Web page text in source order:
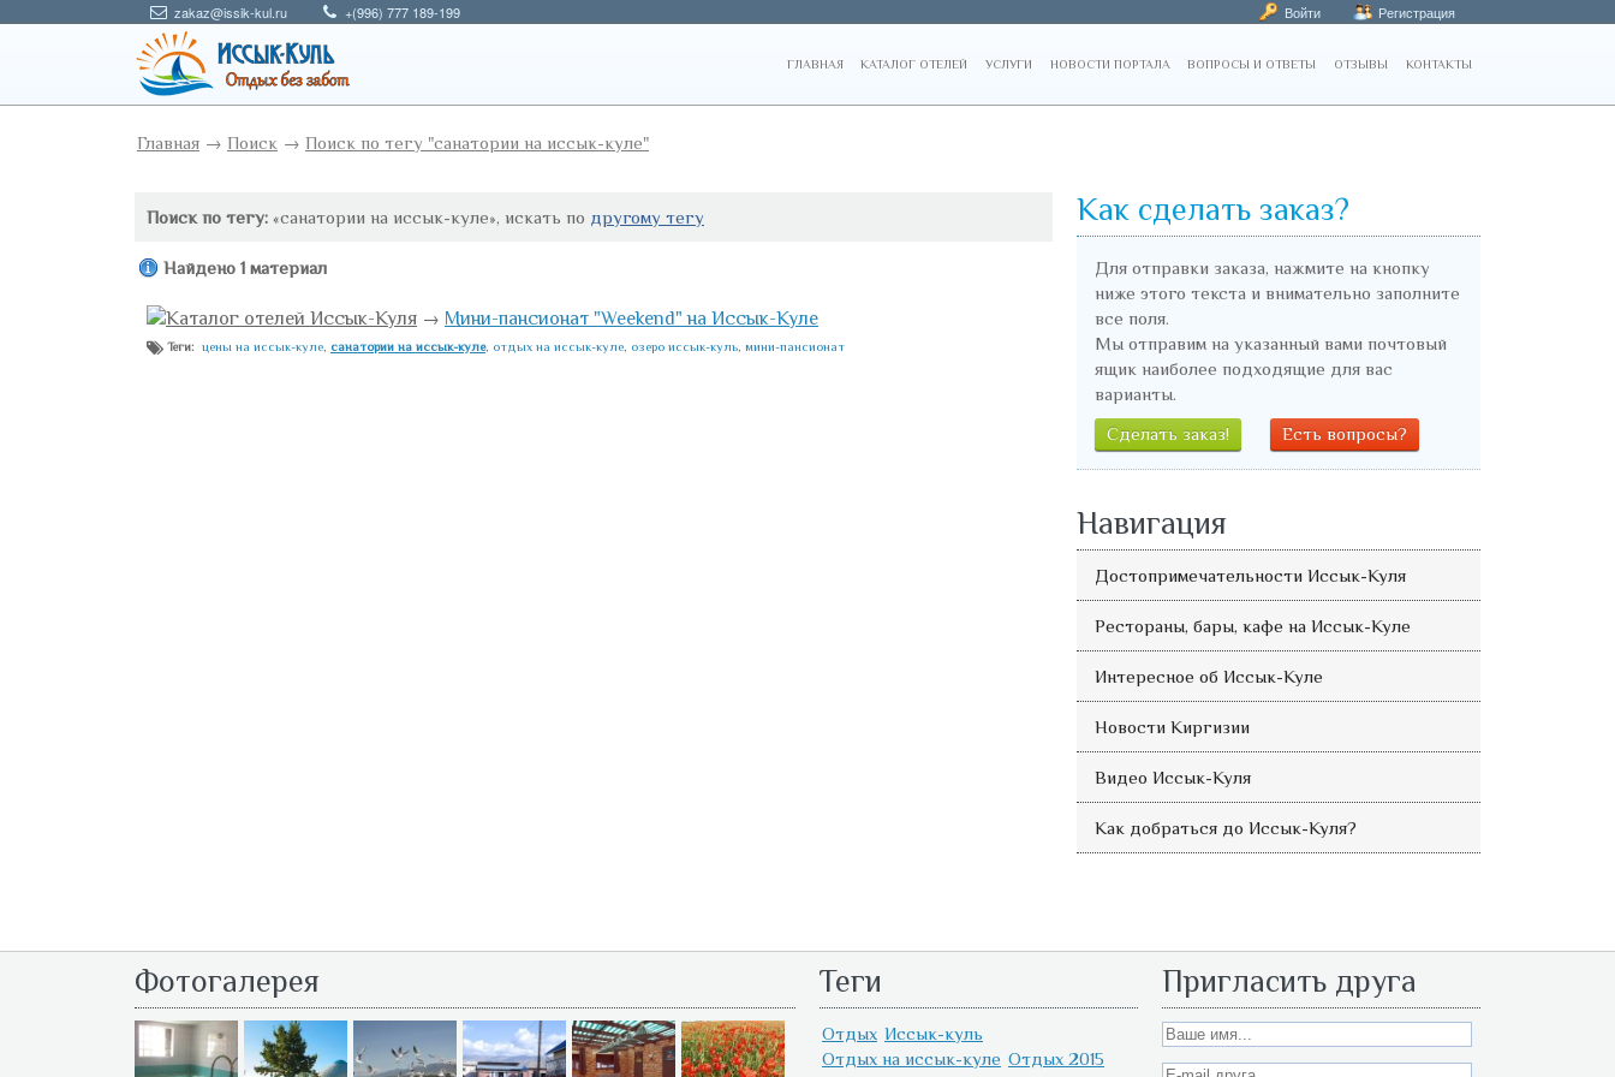
zakaz@issik-kul.ru +(996) 777 189-199 Войти Регистрация
ГЛАВНАЯ КАТАЛОГ ОТЕЛЕЙ УСЛУГИ НОВОСТИ ПОРТАЛА ВОПРОСЫ И ОТВЕТЫ ОТЗЫВЫ КОНТАКТЫ
Главная → Поиск → Поиск по тегу "санатории на иссык-куле"
Поиск по тегу: «санатории на иссык-куле», искать по другому тегу
Найдено 1 материал
Каталог отелей Иссык-Куля → Мини-пансионат "Weekend" на Иссык-Куле
Теги: цены на иссык-куле санатории на иссык-куле, отдых на иссык-куле озеро иссык-куль мини-пансионат
Как сделать заказ?
Для отправки заказа, нажмите на кнопку
ниже этого текста и внимательно заполните
все поля.
Мы отправим на указанный вами почтовый
ящик наиболее подходящие для вас
варианты.
Сделать заказ!
Есть вопросы?
Навигация
Достопримечательности Иссык-Куля
Рестораны, бары, кафе на Иссык-Куле
Интересное об Иссык-Куле
Новости Киргизии
Видео Иссык-Куля
Как добраться до Иссык-Куля?
Фотогалерея Теги
Отдых Иссык-куль
Отдых на иссык-куле Отдых 2015
Пригласить друга